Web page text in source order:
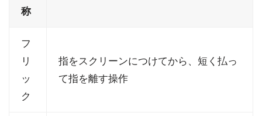
称
フ
リ
ッ
ク
指をスクリーンにつけてから、短く払っ
て指を離す操作